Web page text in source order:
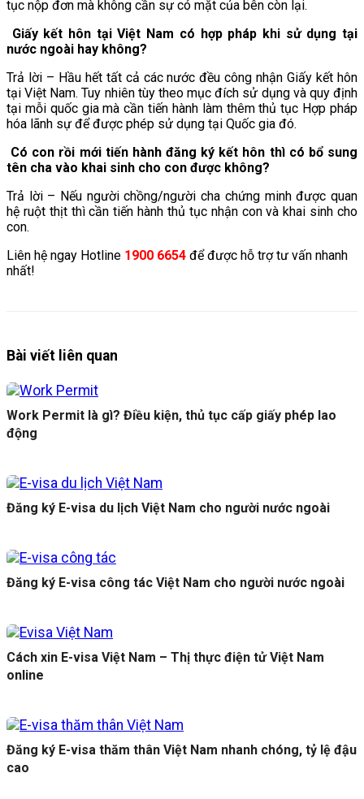
tục nộp đơn mà không cần sự có mặt của bên còn lại.
Giấy kết hôn tại Việt Nam có hợp pháp khi sử dụng tại
nước ngoài hay không?
Trả lời – Hầu hết tất cả các nước đều công nhận Giấy kết hôn
tại Việt Nam. Tuy nhiên tùy theo mục đích sử dụng và quy định
tại mỗi quốc gia mà cần tiến hành làm thêm thủ tục Hợp pháp
hóa lãnh sự để được phép sử dụng tại Quốc gia đó.
Có con rồi mới tiến hành đăng ký kết hôn thì có bổ sung
tên cha vào khai sinh cho con được không?
Trả lời – Nếu người chồng/người cha chứng minh được quan
hệ ruột thịt thì cần tiến hành thủ tục nhận con và khai sinh cho
con.
Liên hệ ngay Hotline 1900 6654 để được hỗ trợ tư vấn nhanh
nhất!
Bài viết liên quan
Work Permit là gì? Điều kiện, thủ tục cấp giấy phép lao
động
Đăng ký E-visa du lịch Việt Nam cho người nước ngoài
Đăng ký E-visa công tác Việt Nam cho người nước ngoài
Cách xin E-visa Việt Nam – Thị thực điện tử Việt Nam
online
Đăng ký E-visa thăm thân Việt Nam nhanh chóng, tỷ lệ đậu
cao